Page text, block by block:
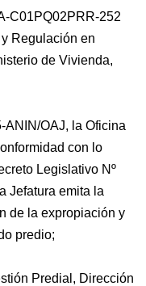
C01PQ02PRR-252
Regulación en
de Vivienda,
ANIN/OAJ, la Oficina
con lo
Legislativo Nº
Jefatura emita la
de la expropiación y
predio;
Predial, Dirección